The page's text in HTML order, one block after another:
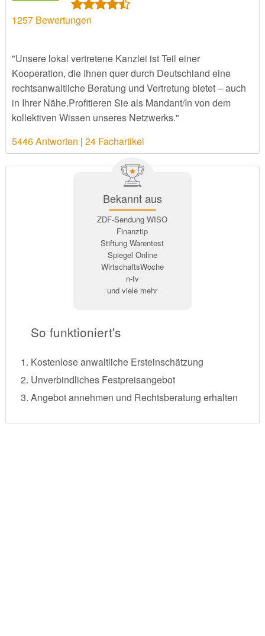
1257Bewertungen
"Unsere lokal vertretene Kanzlei ist Teil einer
Kooperation, die Ihnen quer durch Deutschland eine
rechtsanwaltliche Beratung und Vertretung bietet – auch
in Ihrer Nähe.Profitieren Sie als Mandant/In von dem
kollektiven Wissen unseres Netzwerks."
5446 Antworten | 24 Fachartikel
Bekannt aus
ZDF-Sendung WISO
Finanztip
Stiftung Warentest
Spiegel Online
WirtschaftsWoche
n-tv
und viele mehr
So funktioniert's
Kostenlose anwaltliche Ersteinschätzung
Unverbindliches Festpreisangebot
Angebot annehmen und Rechtsberatung erhalten